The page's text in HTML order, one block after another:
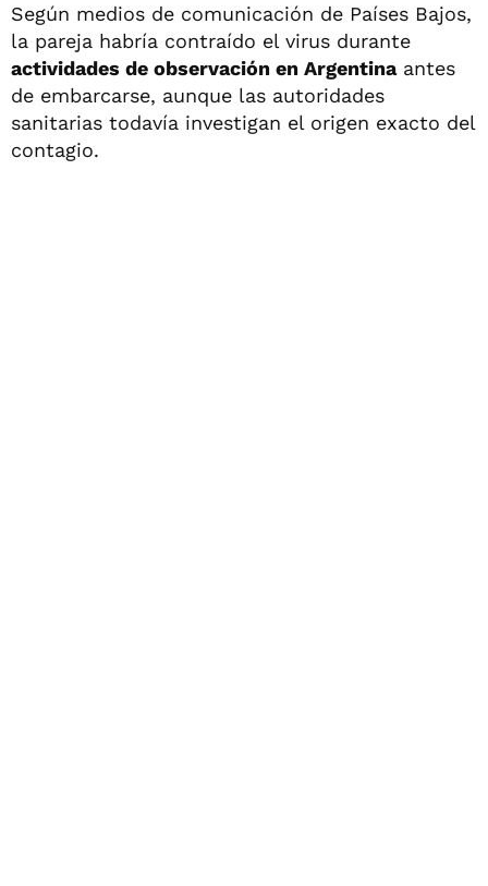
Según medios de comunicación de Países Bajos,
la pareja habría contraído el virus durante
actividades de observación en Argentinaantes
de embarcarse, aunque las autoridades
sanitarias todavía investigan el origen exacto del
contagio.